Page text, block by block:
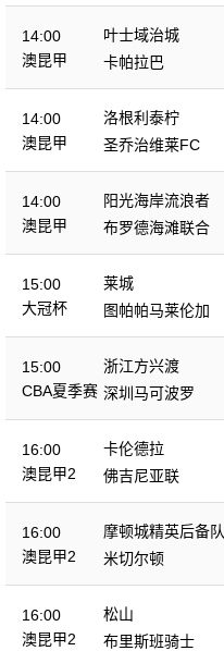
14:00
澳昆甲
叶士域治城
卡帕拉巴
14:00
澳昆甲
洛根利泰柠
圣乔治维莱FC
14:00
澳昆甲
阳光海岸流浪者
布罗德海滩联合
15:00
大冠杯
莱城
图帕帕马莱伦加
15:00
CBA夏季赛
浙江方兴渡
深圳马可波罗
16:00
澳昆甲2
卡伦德拉
佛吉尼亚联
16:00
澳昆甲2
摩顿城精英后备队
米切尔顿
16:00
澳昆甲2
松山
布里斯班骑士